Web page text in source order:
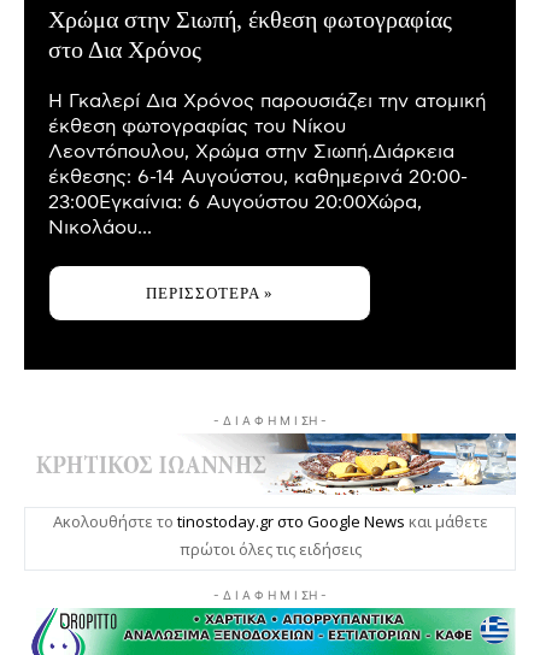
Χρώμα στην Σιωπή, έκθεση φωτογραφίας
στο Δια Χρόνος
Η Γκαλερί Δια Χρόνος παρουσιάζει την ατομική
έκθεση φωτογραφίας του Νίκου
Λεοντόπουλου, Χρώμα στην Σιωπή.Διάρκεια
έκθεσης: 6-14 Αυγούστου, καθημερινά 20:00-
23:00Εγκαίνια: 6 Αυγούστου 20:00Χώρα,
Νικολάου...
ΠΕΡΙΣΣΌΤΕΡΑ »
- Δ Ι Α Φ Η Μ Ι ΣΗ -
Ακολουθήστε το tinostoday.gr στο Google News και μάθετε
πρώτοι όλες τις ειδήσεις
- Δ Ι Α Φ Η Μ Ι ΣΗ -